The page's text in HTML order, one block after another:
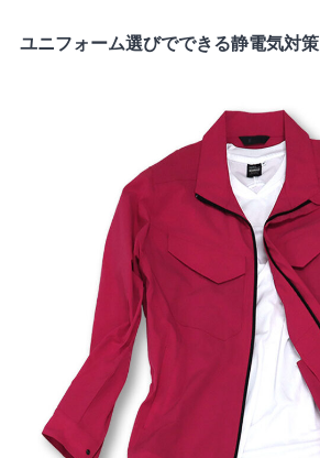
ユニフォーム選びでできる静電気対策